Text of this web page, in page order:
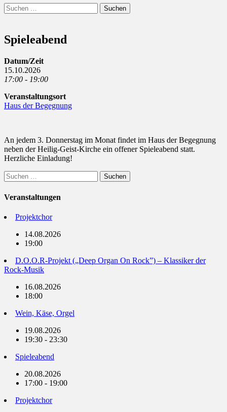
Suchen
Suchen
nach:
Spieleabend
Datum/Zeit
15.10.2026
17:00 - 19:00
Veranstaltungsort
Haus der Begegnung
An jedem 3. Donnerstag im Monat findet im Haus der Begegnung
neben der Heilig-Geist-Kirche ein offener Spieleabend statt.
Herzliche Einladung!
Suchen
nach:
Veranstaltungen
Projektchor
14.08.2026
19:00
D.O.O.R-Projekt („Deep Organ On Rock”) – Klassiker der
Rock-Musik
16.08.2026
18:00
Wein, Käse, Orgel
19.08.2026
19:30 - 23:30
Spieleabend
20.08.2026
17:00 - 19:00
Projektchor